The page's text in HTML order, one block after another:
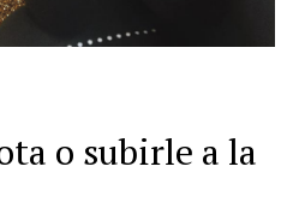
o subirle a la